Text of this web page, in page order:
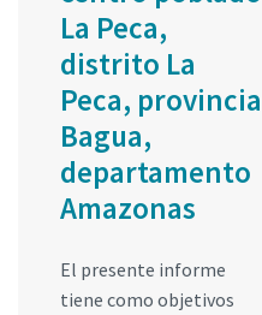
La Peca,
distrito La
Peca, provincia
Bagua,
departamento
Amazonas
El presente informe
tiene como objetivos